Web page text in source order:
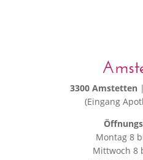
3300 Amstetten
(Eingang
Montag 8
Mittwoch 8